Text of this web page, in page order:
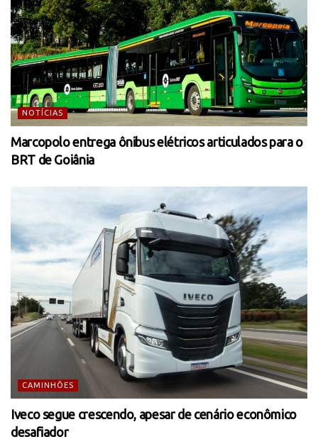
NOTÍCIAS
Marcopolo entrega ônibus elétricos articulados para o
BRT de Goiânia
CAMINHÕES
Iveco segue crescendo, apesar de cenário econômico
desafiador